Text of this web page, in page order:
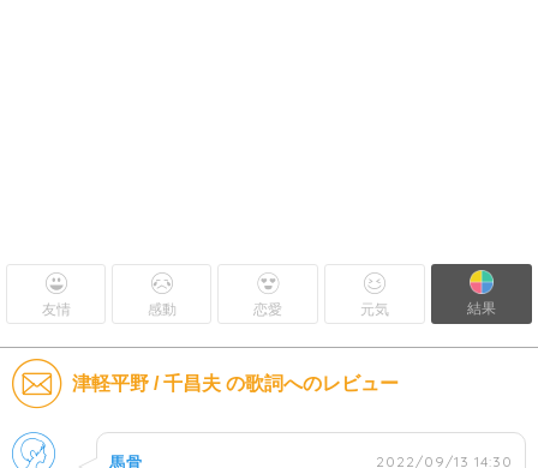
友情 感動 恋愛 元気 結果
津軽平野 / 千昌夫 の歌詞へのレビュー
男性
馬骨 2022/09/13 14:30